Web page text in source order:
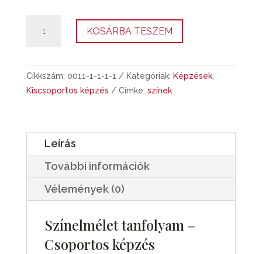
SZÍNELMÉLET
TANFOLYAM
CSOPORTOS
KÉPZÉS
mennyiség
KOSÁRBA TESZEM
Cikkszám: 0011-1-1-1-1 Kategóriák: Képzések,
Kiscsoportos képzés
Címke: színek
Leírás
További információk
Vélemények (0)
Színelmélet tanfolyam –
Csoportos képzés